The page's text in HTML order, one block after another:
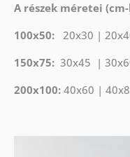
A részek méretei
100x50: 20x30 |
150x75: 30x45 |
200x100: 40x60 |